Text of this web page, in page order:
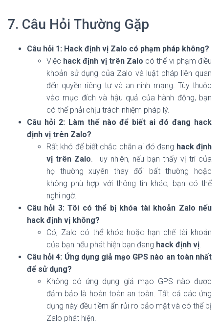
7. Câu Hỏi Thường Gặp
Câu hỏi 1: Hack định vị Zalo có phạm pháp không?
Việc hack định vị trên Zalo có thể vi phạm điều
khoản sử dụng của Zalo và luật pháp liên quan
đến quyền riêng tư và an ninh mạng. Tùy thuộc
vào mục đích và hậu quả của hành động, bạn
có thể phải chịu trách nhiệm pháp lý.
Câu hỏi 2: Làm thế nào để biết ai đó đang hack
định vị trên Zalo?
Rất khó để biết chắc chắn ai đó đang hack định
vị trên Zalo. Tuy nhiên, nếu bạn thấy vị trí của
họ thường xuyên thay đổi bất thường hoặc
không phù hợp với thông tin khác, bạn có thể
nghi ngờ.
Câu hỏi 3: Tôi có thể bị khóa tài khoản Zalo nếu
hack định vị không?
Có, Zalo có thể khóa hoặc hạn chế tài khoản
của bạn nếu phát hiện bạn đang hack định vị.
Câu hỏi 4: Ứng dụng giả mạo GPS nào an toàn nhất
để sử dụng?
Không có ứng dụng giả mạo GPS nào được
đảm bảo là hoàn toàn an toàn. Tất cả các ứng
dụng này đều tiềm ẩn rủi ro bảo mật và có thể bị
Zalo phát hiện.